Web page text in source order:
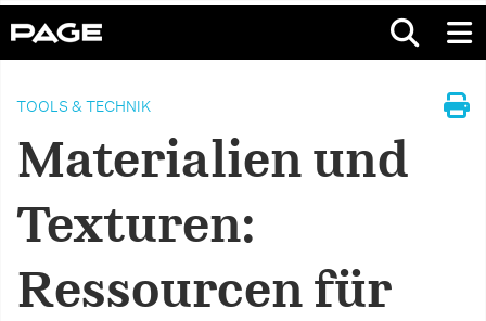
TOOLS & TECHNIK
Materialien und
Texturen:
Ressourcen für